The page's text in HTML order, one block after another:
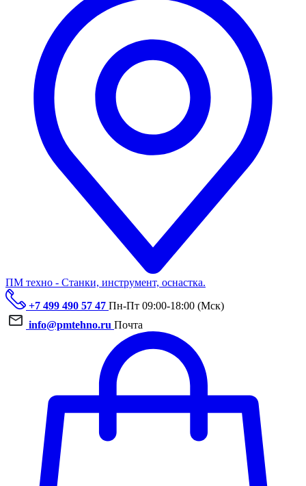
ПМ техно - Станки, инструмент, оснастка.
+7 499 490 57 47 Пн-Пт 09:00-18:00 (Мск)
info@pmtehno.ru Почта